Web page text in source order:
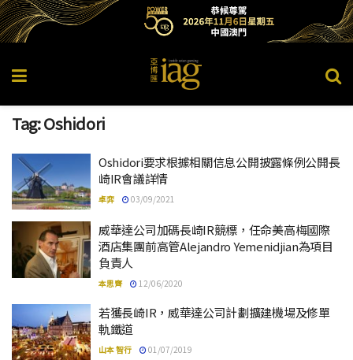
Tag:Oshidori
Oshidori要求根據相關信息公開披露條例公開長
崎IR會議詳情
卓弈 03/09/2021
威華達公司加碼長崎IR競標，任命美高梅國際
酒店集團前高管Alejandro Yemenidjian為項目
負責人
本思齊 12/06/2020
若獲長崎IR，威華達公司計劃擴建機場及修單
軌鐵道
山本 智行 01/07/2019